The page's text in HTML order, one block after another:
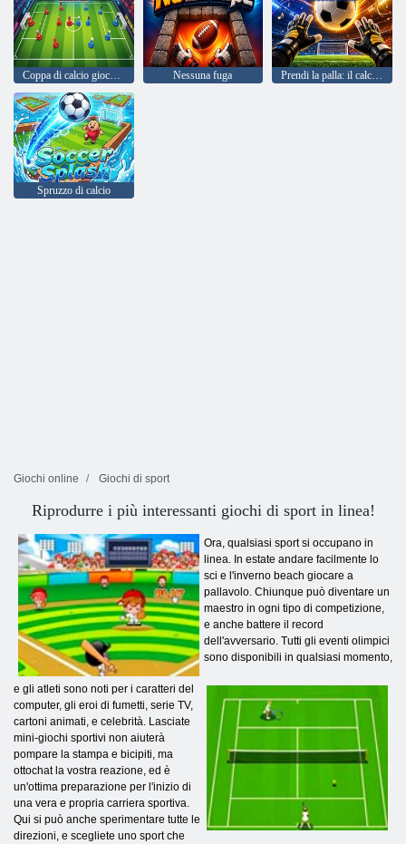
Coppa di calcio giocattolo Nessuna fuga Prendi la palla: il calcio batte
Spruzzo di calcio
Giochi online Giochi di sport
Riprodurre i più interessanti giochi di sport in linea!
Ora, qualsiasi sport si occupano in
linea. In estate andare facilmente lo
sci e l'inverno beach giocare a
pallavolo. Chiunque può diventare un
maestro in ogni tipo di competizione,
e anche battere il record
dell'avversario. Tutti gli eventi olimpici
sono disponibili in qualsiasi momento,
e gli atleti sono noti per i caratteri del
computer, gli eroi di fumetti, serie TV,
cartoni animati, e celebrità. Lasciate
mini-giochi sportivi non aiuterà
pompare la stampa e bicipiti, ma
ottochat la vostra reazione, ed è
un'ottima preparazione per l'inizio di
una vera e propria carriera sportiva.
Qui si può anche sperimentare tutte le
direzioni, e scegliete uno sport che